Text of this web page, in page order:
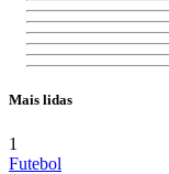
Mais lidas
1
Futebol